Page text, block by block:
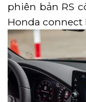
phiên bản RS
Honda